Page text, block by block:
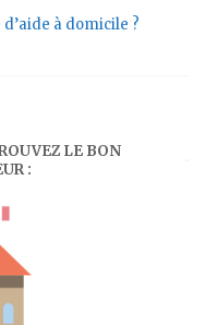
à domicile ?
LE BON
: